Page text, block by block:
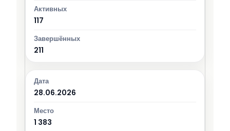
117
211
28.06.2026
1 383